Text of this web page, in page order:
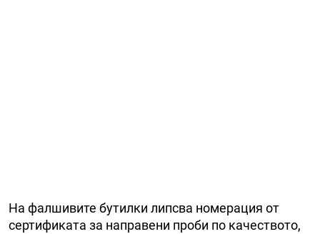
На фалшивите бутилки липсва номерация от
сертификата за направени проби по качеството,